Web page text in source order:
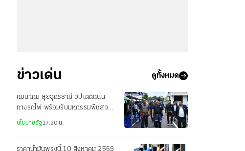
ข่าวเด่น ดูทั้งหมด
คมนาคม ลุยอุดรธานี อัปเดตถนน-
ทางรถไฟ พร้อมรับมหกรรมพืชสวน
โลก 2569
นโยบายรัฐ17:20 น.
ราคาน้ำมันพรุ่งนี้ 10 สิงหาคม 2569